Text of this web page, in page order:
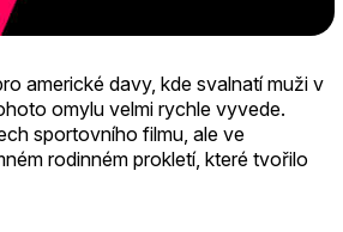
americké davy, kde svalnatí muži v
omylu velmi rychle vyvede.
sportovního filmu, ale ve
rodinném prokletí, které tvořilo